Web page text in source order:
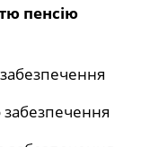
пенсію
забезпечення